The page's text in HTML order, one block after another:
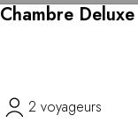
Chambre Deluxe
2 voyageurs